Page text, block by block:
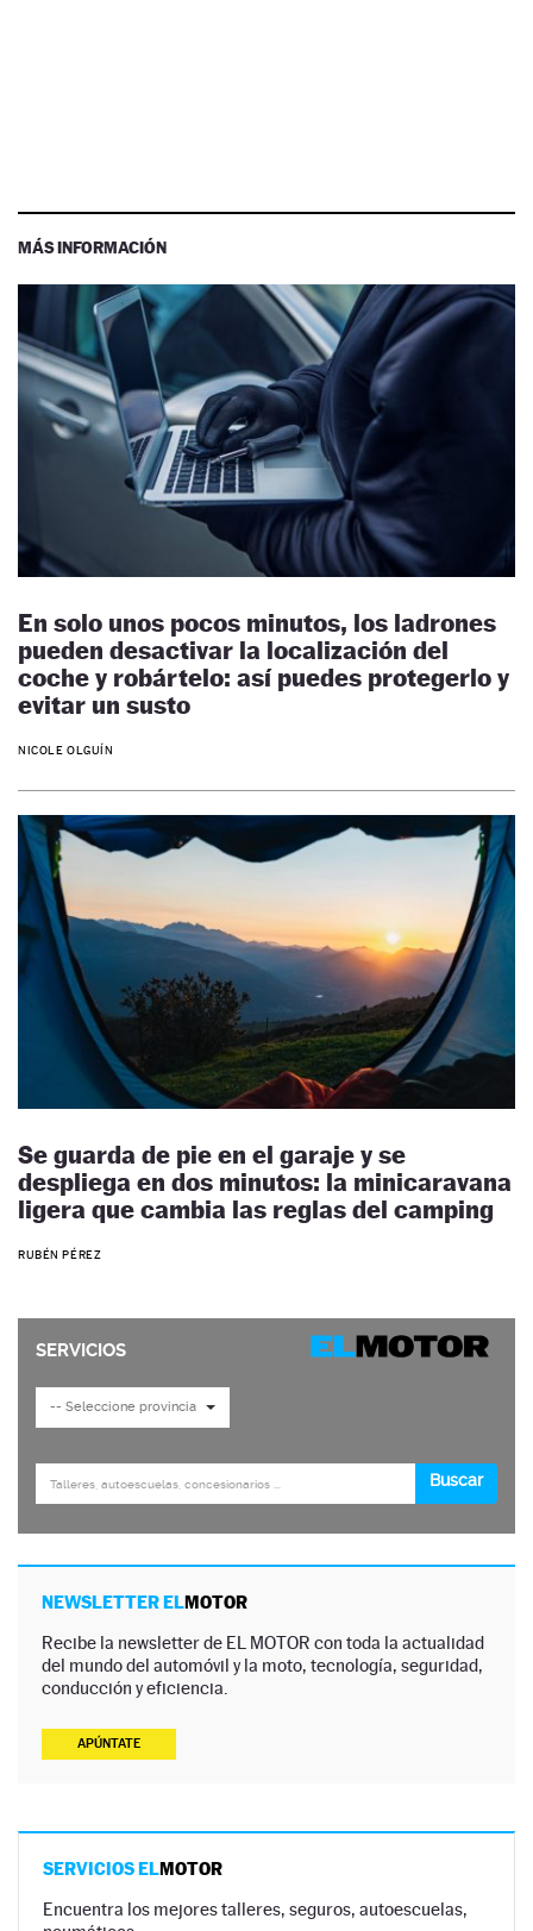
MÁS INFORMACIÓN
En solo unos pocos minutos, los ladrones
pueden desactivar la localización del
coche y robártelo: así puedes protegerlo y
evitar un susto
NICOLE OLGUÍN
Se guarda de pie en el garaje y se
despliega en dos minutos: la minicaravana
ligera que cambia las reglas del camping
RUBÉN PÉREZ
NEWSLETTER ELMOTOR
Recibe la newsletter de EL MOTOR con toda la actualidad
del mundo del automóvil y la moto, tecnología, seguridad,
conducción y eficiencia.
APÚNTATE
SERVICIOS ELMOTOR
Encuentra los mejores talleres, seguros, autoescuelas,